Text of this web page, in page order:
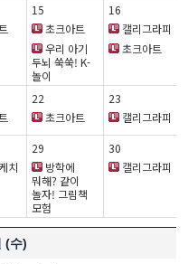
15
초크아트
우리 아기
두뇌 쑥쑥! K-
놀이
16
캘리그라피
초크아트
22
초크아트
23
캘리그라피
치
29
방학에
뭐해? 같이
놀자! 그림책
모험
30
캘리그라피
(수)